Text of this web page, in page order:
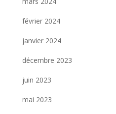
février 2024
janvier 2024
décembre 2023
juin 2023
mai 2023